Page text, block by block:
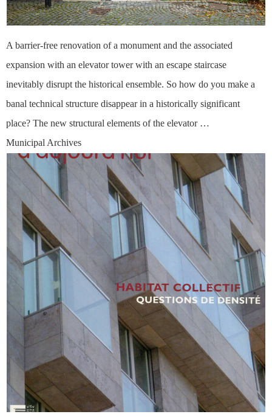
A barrier-free renovation of a monument and the associated
expansion with an elevator tower with an escape staircase
inevitably disrupt the historical ensemble. So how do you make a
banal technical structure disappear in a historically significant
place? The new structural elements of the elevator …
Municipal Archives